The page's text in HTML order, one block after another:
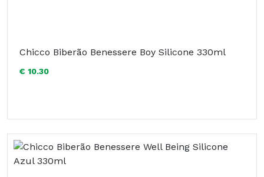
Chicco Biberão Benessere Boy Silicone 330ml
€ 10.30